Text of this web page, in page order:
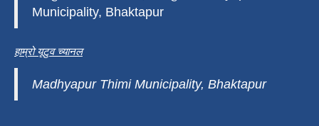
Municipality, Bhaktapur
हाम्रो यूटुव च्यानल
Madhyapur Thimi Municipality, Bhaktapur